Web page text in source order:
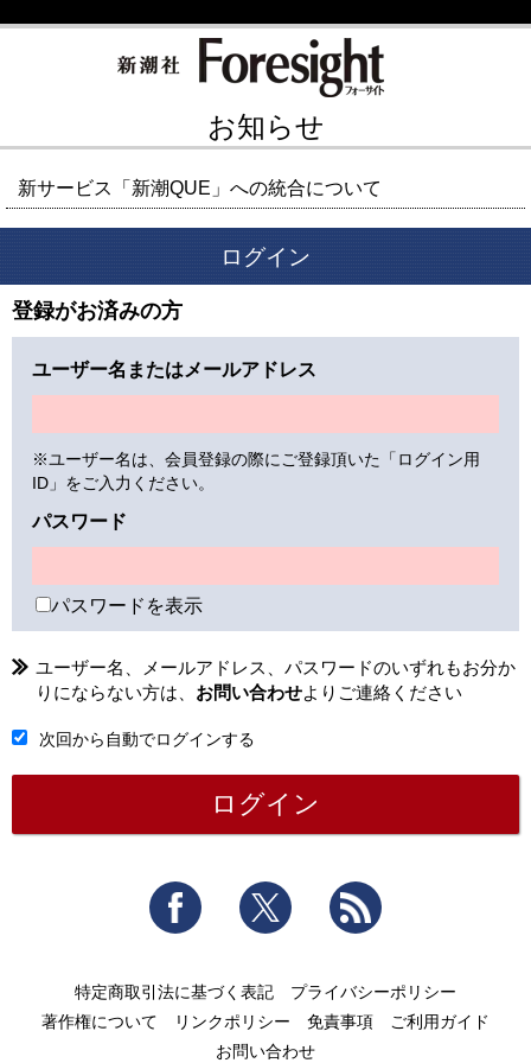
お知らせ
新サービス「新潮QUE」への統合について
ログイン
登録がお済みの方
ユーザー名またはメールアドレス
※ユーザー名は、会員登録の際にご登録頂いた「ログイン用
ID」をご入力ください。
パスワード
パスワードを表示
ユーザー名、メールアドレス、パスワードのいずれもお分か
りにならない方は、 お問い合わせよりご連絡ください
次回から自動でログインする
Facebook Twitter
特定商取引法に基づく表記
プライバシーポリシー
著作権について
リンクポリシー 免責事項
ご利用ガイド
お問い合わせ